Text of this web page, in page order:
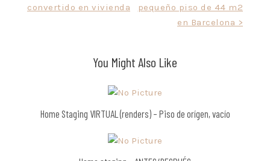
navigationconvertido en vivienda
pequeño piso de 44 m2
en Barcelona >
You Might Also Like
Home Staging VIRTUAL (renders) – Piso de orígen, vacío